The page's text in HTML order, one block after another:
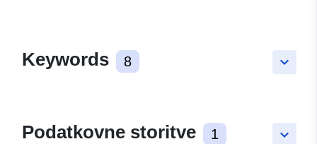
keyboard_arrow_down
Keywords 8
keyboard_arrow_down
Podatkovne storitve 1